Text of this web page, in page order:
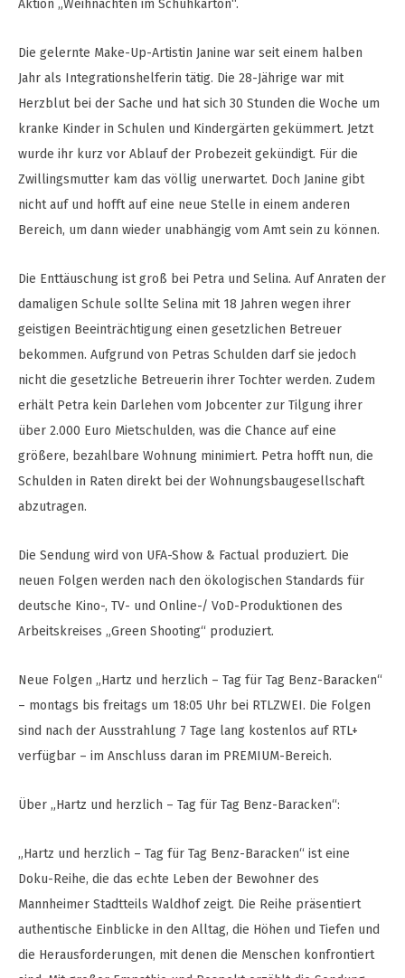
Aktion „Weihnachten im Schuhkarton“.
Die gelernte Make-Up-Artistin Janine war seit einem halben
Jahr als Integrationshelferin tätig. Die 28-Jährige war mit
Herzblut bei der Sache und hat sich 30 Stunden die Woche um
kranke Kinder in Schulen und Kindergärten gekümmert. Jetzt
wurde ihr kurz vor Ablauf der Probezeit gekündigt. Für die
Zwillingsmutter kam das völlig unerwartet. Doch Janine gibt
nicht auf und hofft auf eine neue Stelle in einem anderen
Bereich, um dann wieder unabhängig vom Amt sein zu können.
Die Enttäuschung ist groß bei Petra und Selina. Auf Anraten der
damaligen Schule sollte Selina mit 18 Jahren wegen ihrer
geistigen Beeinträchtigung einen gesetzlichen Betreuer
bekommen. Aufgrund von Petras Schulden darf sie jedoch
nicht die gesetzliche Betreuerin ihrer Tochter werden. Zudem
erhält Petra kein Darlehen vom Jobcenter zur Tilgung ihrer
über 2.000 Euro Mietschulden, was die Chance auf eine
größere, bezahlbare Wohnung minimiert. Petra hofft nun, die
Schulden in Raten direkt bei der Wohnungsbaugesellschaft
abzutragen.
Die Sendung wird von UFA-Show & Factual produziert. Die
neuen Folgen werden nach den ökologischen Standards für
deutsche Kino-, TV- und Online-/ VoD-Produktionen des
Arbeitskreises „Green Shooting“ produziert.
Neue Folgen „Hartz und herzlich – Tag für Tag Benz-Baracken“
– montags bis freitags um 18:05 Uhr bei RTLZWEI. Die Folgen
sind nach der Ausstrahlung 7 Tage lang kostenlos auf RTL+
verfügbar – im Anschluss daran im PREMIUM-Bereich.
Über „Hartz und herzlich – Tag für Tag Benz-Baracken“:
„Hartz und herzlich – Tag für Tag Benz-Baracken“ ist eine
Doku-Reihe, die das echte Leben der Bewohner des
Mannheimer Stadtteils Waldhof zeigt. Die Reihe präsentiert
authentische Einblicke in den Alltag, die Höhen und Tiefen und
die Herausforderungen, mit denen die Menschen konfrontiert